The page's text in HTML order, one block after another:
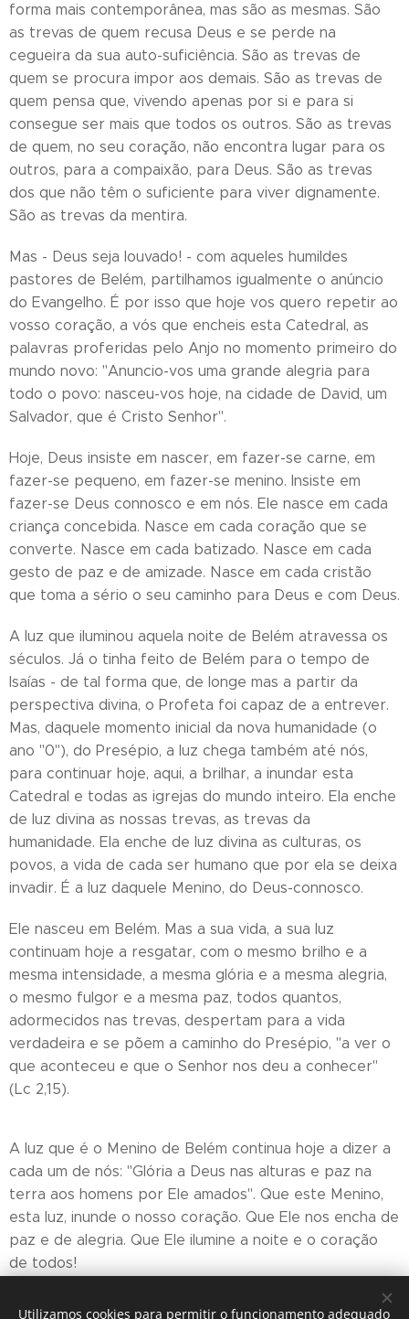
forma mais contemporânea, mas são as mesmas. São
as trevas de quem recusa Deus e se perde na
cegueira da sua auto-suficiência. São as trevas de
quem se procura impor aos demais. São as trevas de
quem pensa que, vivendo apenas por si e para si
consegue ser mais que todos os outros. São as trevas
de quem, no seu coração, não encontra lugar para os
outros, para a compaixão, para Deus. São as trevas
dos que não têm o suficiente para viver dignamente.
São as trevas da mentira.
Mas - Deus seja louvado! - com aqueles humildes
pastores de Belém, partilhamos igualmente o anúncio
do Evangelho. É por isso que hoje vos quero repetir ao
vosso coração, a vós que encheis esta Catedral, as
palavras proferidas pelo Anjo no momento primeiro do
mundo novo: "Anuncio-vos uma grande alegria para
todo o povo: nasceu-vos hoje, na cidade de David, um
Salvador, que é Cristo Senhor".
Hoje, Deus insiste em nascer, em fazer-se carne, em
fazer-se pequeno, em fazer-se menino. Insiste em
fazer-se Deus connosco e em nós. Ele nasce em cada
criança concebida. Nasce em cada coração que se
converte. Nasce em cada batizado. Nasce em cada
gesto de paz e de amizade. Nasce em cada cristão
que toma a sério o seu caminho para Deus e com Deus.
A luz que iluminou aquela noite de Belém atravessa os
séculos. Já o tinha feito de Belém para o tempo de
Isaías - de tal forma que, de longe mas a partir da
perspectiva divina, o Profeta foi capaz de a entrever.
Mas, daquele momento inicial da nova humanidade (o
ano "0"), do Presépio, a luz chega também até nós,
para continuar hoje, aqui, a brilhar, a inundar esta
Catedral e todas as igrejas do mundo inteiro. Ela enche
de luz divina as nossas trevas, as trevas da
humanidade. Ela enche de luz divina as culturas, os
povos, a vida de cada ser humano que por ela se deixa
invadir. É a luz daquele Menino, do Deus-connosco.
Ele nasceu em Belém. Mas a sua vida, a sua luz
continuam hoje a resgatar, com o mesmo brilho e a
mesma intensidade, a mesma glória e a mesma alegria,
o mesmo fulgor e a mesma paz, todos quantos,
adormecidos nas trevas, despertam para a vida
verdadeira e se põem a caminho do Presépio, "a ver o
que aconteceu e que o Senhor nos deu a conhecer"
(Lc 2,15).
A luz que é o Menino de Belém continua hoje a dizer a
cada um de nós: "Glória a Deus nas alturas e paz na
terra aos homens por Ele amados". Que este Menino,
esta luz, inunde o nosso coração. Que Ele nos encha de
paz e de alegria. Que Ele ilumine a noite e o coração
de todos!
Utilizamos cookies para permitir o funcionamento adequado